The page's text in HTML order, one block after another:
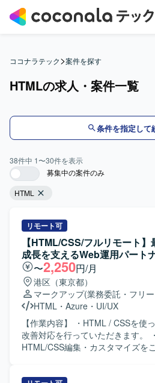
ココナラテック>案件を探す
HTMLの求人・案件一覧
条件を指定して
38件中 1〜30件を表示
募集中の案件のみ
HTML
リモート可
【HTML/CSS/フルリモート
成長を支えるWeb運用パート
〜2,250円/月
港区（東京都）
マークアップ(業務委託・フリ
HTML ・ Azure ・ UI/UX
【作業内容】 ・HTML / CSSを使
改善対応を行っていただきます。
HTML/CSS編集・カスタマイズを